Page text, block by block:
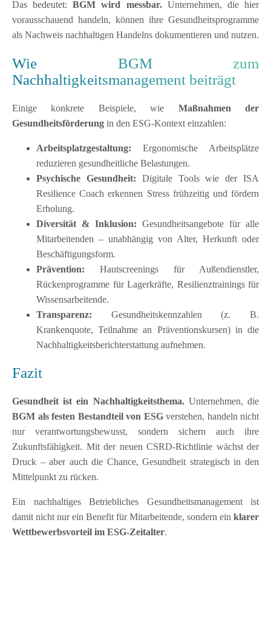
Das bedeutet:BGM wird messbar.Unternehmen, die hier
vorausschauend handeln, können ihre Gesundheitsprogramme
als Nachweis nachhaltigen Handelns dokumentieren und nutzen.
Wie BGM zum
Nachhaltigkeitsmanagement beiträgt
Einige konkrete Beispiele, wie Maßnahmen der
Gesundheitsförderung in den ESG-Kontext einzahlen:
Arbeitsplatzgestaltung: Ergonomische Arbeitsplätze
reduzieren gesundheitliche Belastungen.
Psychische Gesundheit: Digitale Tools wie der ISA
Resilience Coach erkennen Stress frühzeitig und fördern
Erholung.
Diversität & Inklusion: Gesundheitsangebote für alle
Mitarbeitenden – unabhängig von Alter, Herkunft oder
Beschäftigungsform.
Prävention: Hautscreenings für Außendienstler,
Rückenprogramme für Lagerkräfte, Resilienztrainings für
Wissensarbeitende.
Transparenz: Gesundheitskennzahlen (z. B.
Krankenquote, Teilnahme an Präventionskursen) in die
Nachhaltigkeitsberichterstattung aufnehmen.
Fazit
Gesundheit ist ein Nachhaltigkeitsthema.Unternehmen, die
BGM als festen Bestandteil von ESGverstehen, handeln nicht
nur verantwortungsbewusst, sondern sichern auch ihre
Zukunftsfähigkeit. Mit der neuen CSRD-Richtlinie wächst der
Druck – aber auch die Chance, Gesundheit strategisch in den
Mittelpunkt zu rücken.
Ein nachhaltiges Betriebliches Gesundheitsmanagement ist
damit nicht nur ein Benefit für Mitarbeitende, sondern ein klarer
Wettbewerbsvorteil im ESG-Zeitalter.